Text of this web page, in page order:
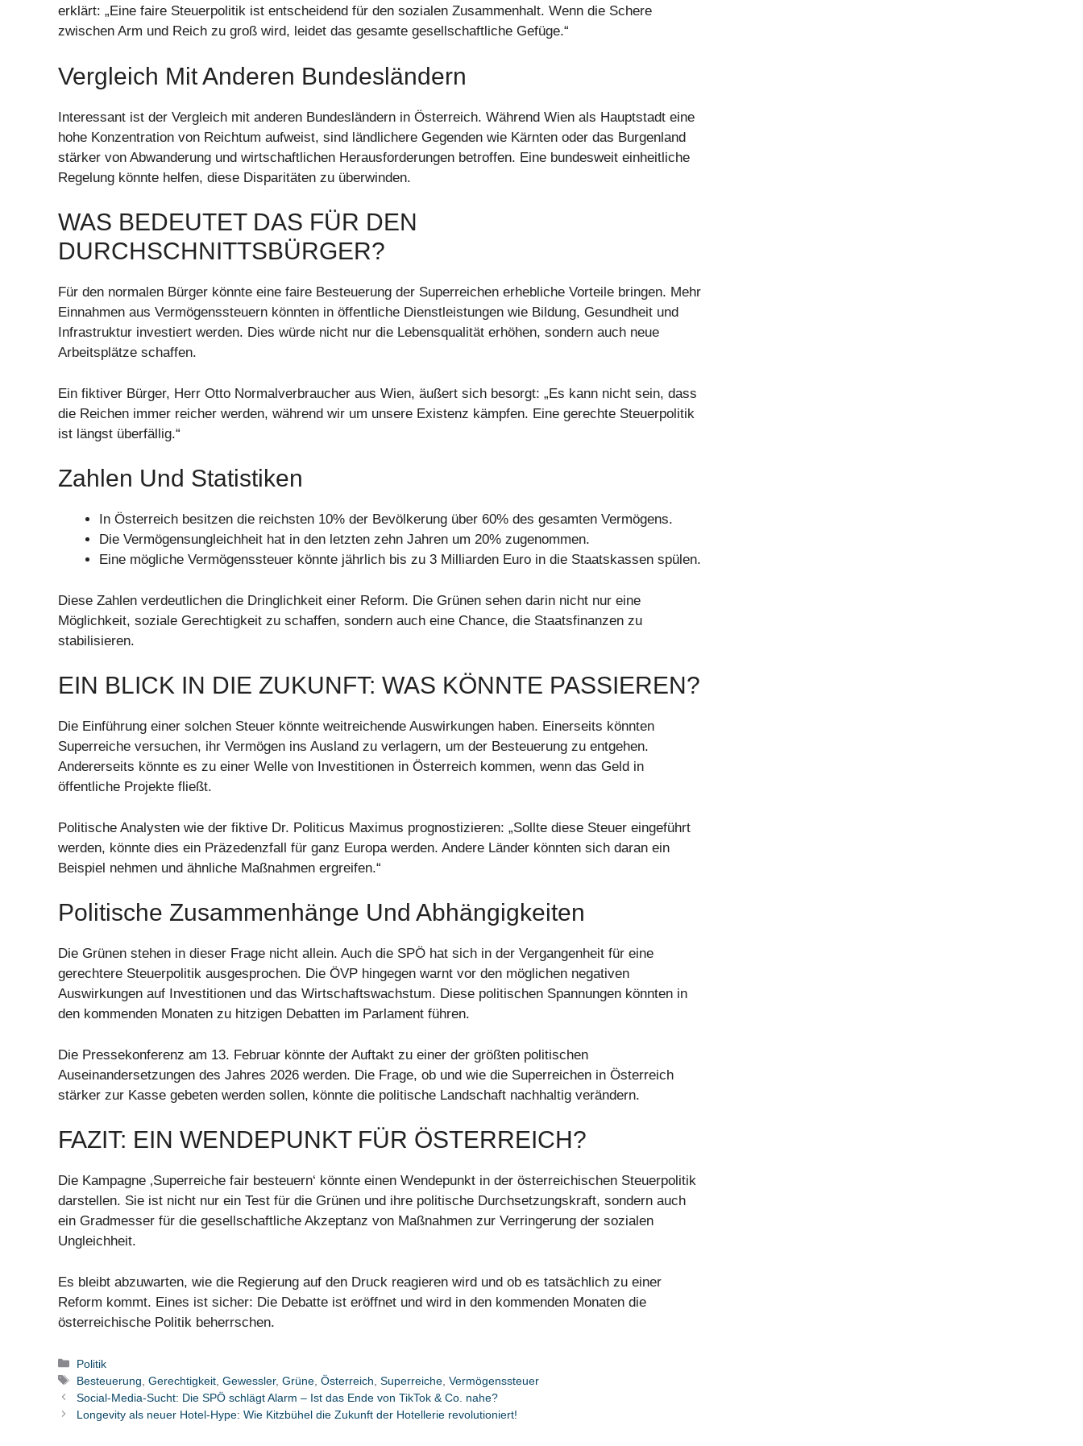
erklärt: „Eine faire Steuerpolitik ist entscheidend für den sozialen Zusammenhalt. Wenn die Schere
zwischen Arm und Reich zu groß wird, leidet das gesamte gesellschaftliche Gefüge.“
Vergleich Mit Anderen Bundesländern
Interessant ist der Vergleich mit anderen Bundesländern in Österreich. Während Wien als Hauptstadt eine
hohe Konzentration von Reichtum aufweist, sind ländlichere Gegenden wie Kärnten oder das Burgenland
stärker von Abwanderung und wirtschaftlichen Herausforderungen betroffen. Eine bundesweit einheitliche
Regelung könnte helfen, diese Disparitäten zu überwinden.
WAS BEDEUTET DAS FÜR DEN
DURCHSCHNITTSBÜRGER?
Für den normalen Bürger könnte eine faire Besteuerung der Superreichen erhebliche Vorteile bringen. Mehr
Einnahmen aus Vermögenssteuern könnten in öffentliche Dienstleistungen wie Bildung, Gesundheit und
Infrastruktur investiert werden. Dies würde nicht nur die Lebensqualität erhöhen, sondern auch neue
Arbeitsplätze schaffen.
Ein fiktiver Bürger, Herr Otto Normalverbraucher aus Wien, äußert sich besorgt: „Es kann nicht sein, dass
die Reichen immer reicher werden, während wir um unsere Existenz kämpfen. Eine gerechte Steuerpolitik
ist längst überfällig.“
Zahlen Und Statistiken
In Österreich besitzen die reichsten 10% der Bevölkerung über 60% des gesamten Vermögens.
Die Vermögensungleichheit hat in den letzten zehn Jahren um 20% zugenommen.
Eine mögliche Vermögenssteuer könnte jährlich bis zu 3 Milliarden Euro in die Staatskassen spülen.
Diese Zahlen verdeutlichen die Dringlichkeit einer Reform. Die Grünen sehen darin nicht nur eine
Möglichkeit, soziale Gerechtigkeit zu schaffen, sondern auch eine Chance, die Staatsfinanzen zu
stabilisieren.
EIN BLICK IN DIE ZUKUNFT: WAS KÖNNTE PASSIEREN?
Die Einführung einer solchen Steuer könnte weitreichende Auswirkungen haben. Einerseits könnten
Superreiche versuchen, ihr Vermögen ins Ausland zu verlagern, um der Besteuerung zu entgehen.
Andererseits könnte es zu einer Welle von Investitionen in Österreich kommen, wenn das Geld in
öffentliche Projekte fließt.
Politische Analysten wie der fiktive Dr. Politicus Maximus prognostizieren: „Sollte diese Steuer eingeführt
werden, könnte dies ein Präzedenzfall für ganz Europa werden. Andere Länder könnten sich daran ein
Beispiel nehmen und ähnliche Maßnahmen ergreifen.“
Politische Zusammenhänge Und Abhängigkeiten
Die Grünen stehen in dieser Frage nicht allein. Auch die SPÖ hat sich in der Vergangenheit für eine
gerechtere Steuerpolitik ausgesprochen. Die ÖVP hingegen warnt vor den möglichen negativen
Auswirkungen auf Investitionen und das Wirtschaftswachstum. Diese politischen Spannungen könnten in
den kommenden Monaten zu hitzigen Debatten im Parlament führen.
Die Pressekonferenz am 13. Februar könnte der Auftakt zu einer der größten politischen
Auseinandersetzungen des Jahres 2026 werden. Die Frage, ob und wie die Superreichen in Österreich
stärker zur Kasse gebeten werden sollen, könnte die politische Landschaft nachhaltig verändern.
FAZIT: EIN WENDEPUNKT FÜR ÖSTERREICH?
Die Kampagne ‚Superreiche fair besteuern‘ könnte einen Wendepunkt in der österreichischen Steuerpolitik
darstellen. Sie ist nicht nur ein Test für die Grünen und ihre politische Durchsetzungskraft, sondern auch
ein Gradmesser für die gesellschaftliche Akzeptanz von Maßnahmen zur Verringerung der sozialen
Ungleichheit.
Es bleibt abzuwarten, wie die Regierung auf den Druck reagieren wird und ob es tatsächlich zu einer
Reform kommt. Eines ist sicher: Die Debatte ist eröffnet und wird in den kommenden Monaten die
österreichische Politik beherrschen.
Kategorien
Politik
Schlagwörter
Besteuerung ,Gerechtigkeit ,Gewessler,Grüne ,Österreich ,Superreiche ,Vermögenssteuer
Social-Media-Sucht: Die SPÖ schlägt Alarm – Ist das Ende von TikTok & Co. nahe?
Longevity als neuer Hotel-Hype: Wie Kitzbühel die Zukunft der Hotellerie revolutioniert!